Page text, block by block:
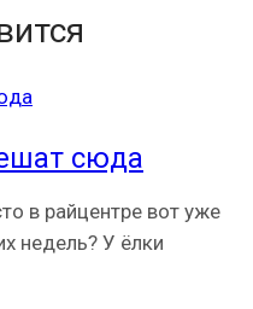
сюда
в райцентре вот уже
недель? У ёлки